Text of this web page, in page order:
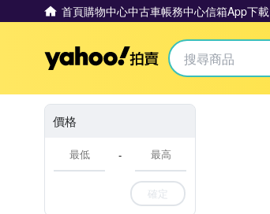
首頁購物中心中古車帳務中心信箱App下載
Yahoo拍賣
價格
-
確定